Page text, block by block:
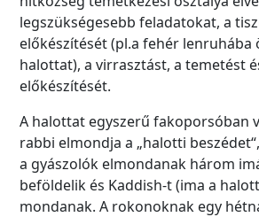
legszükségesebb feladatokat, a
előkészítését (pl.a fehér lenruhába
halottat), a virrasztást, a temetést
előkészítését.
A halottat egyszerű fakoporsóban
rabbi elmondja a „halotti
a gyászolók elmondanak három
beföldelik és Kaddish-t (ima a
mondanak. A rokonoknak egy